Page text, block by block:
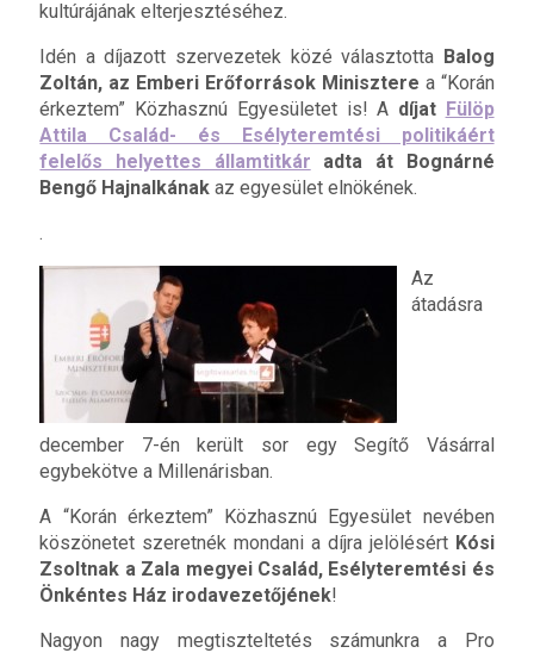
kultúrájának elterjesztéséhez.
Idén a díjazott szervezetek közé választotta Balog
Zoltán, az Emberi Erőforrások Minisztere a “Korán
érkeztem” Közhasznú Egyesületet is! A díjat Fülöp
Attila Család- és Esélyteremtési politikáért
felelős helyettes államtitkár adta át Bognárné
Bengő Hajnalkának az egyesület elnökének.
.
Az
átadásra
december 7-én került sor egy Segítő Vásárral
egybekötve a Millenárisban.
A “Korán érkeztem” Közhasznú Egyesület nevében
köszönetet szeretnék mondani a díjra jelölésért Kósi
Zsoltnak a Zala megyei Család, Esélyteremtési és
Önkéntes Ház irodavezetőjének!
Nagyon nagy megtiszteltetés számunkra a Pro